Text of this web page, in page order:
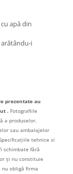
apă din
i
prezentate au
. Fotografiile
a produselor.
sau ambalajelor
tehnice si
schimbate fără
și nu constituie
obligă firma